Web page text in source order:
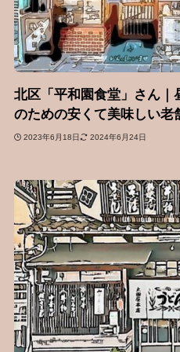
北区「平和園食堂」さん｜
のための安くて美味しい老
2023年6月18日 2024年6月24日